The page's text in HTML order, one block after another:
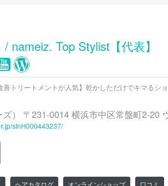
nameiz. Top Stylist【代表】
善トリートメントが人気】乾かしただけでキマる
） 〒231-0014 横浜市中区常盤町2-20
slnH000443237/